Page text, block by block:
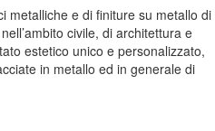
metalliche e di finiture su metallo di
civile, di architettura e
estetico unico e personalizzato,
in metallo ed in generale di